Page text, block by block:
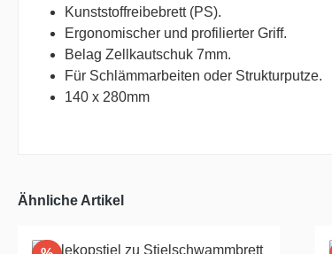
Kunststoffreibebrett (PS).
Ergonomischer und profilierter Griff.
Belag Zellkautschuk 7mm.
Für Schlämmarbeiten oder Strukturputze.
140 x 280mm
Ähnliche Artikel